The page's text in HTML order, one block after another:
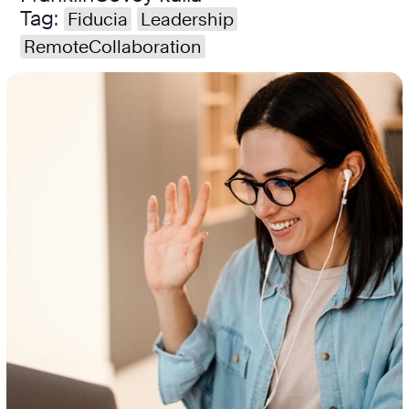
Tag: Fiducia
Leadership
RemoteCollaboration